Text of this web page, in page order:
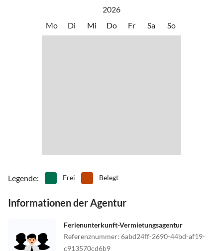
2026
Mo
Di Mi Do Fr Sa So
Legende: Frei Belegt
Informationen der Agentur
Ferienunterkunft-Vermietungsagentur
Referenznummer: 6abd24ff-2690-44bd-af19-
c913570cd6b9